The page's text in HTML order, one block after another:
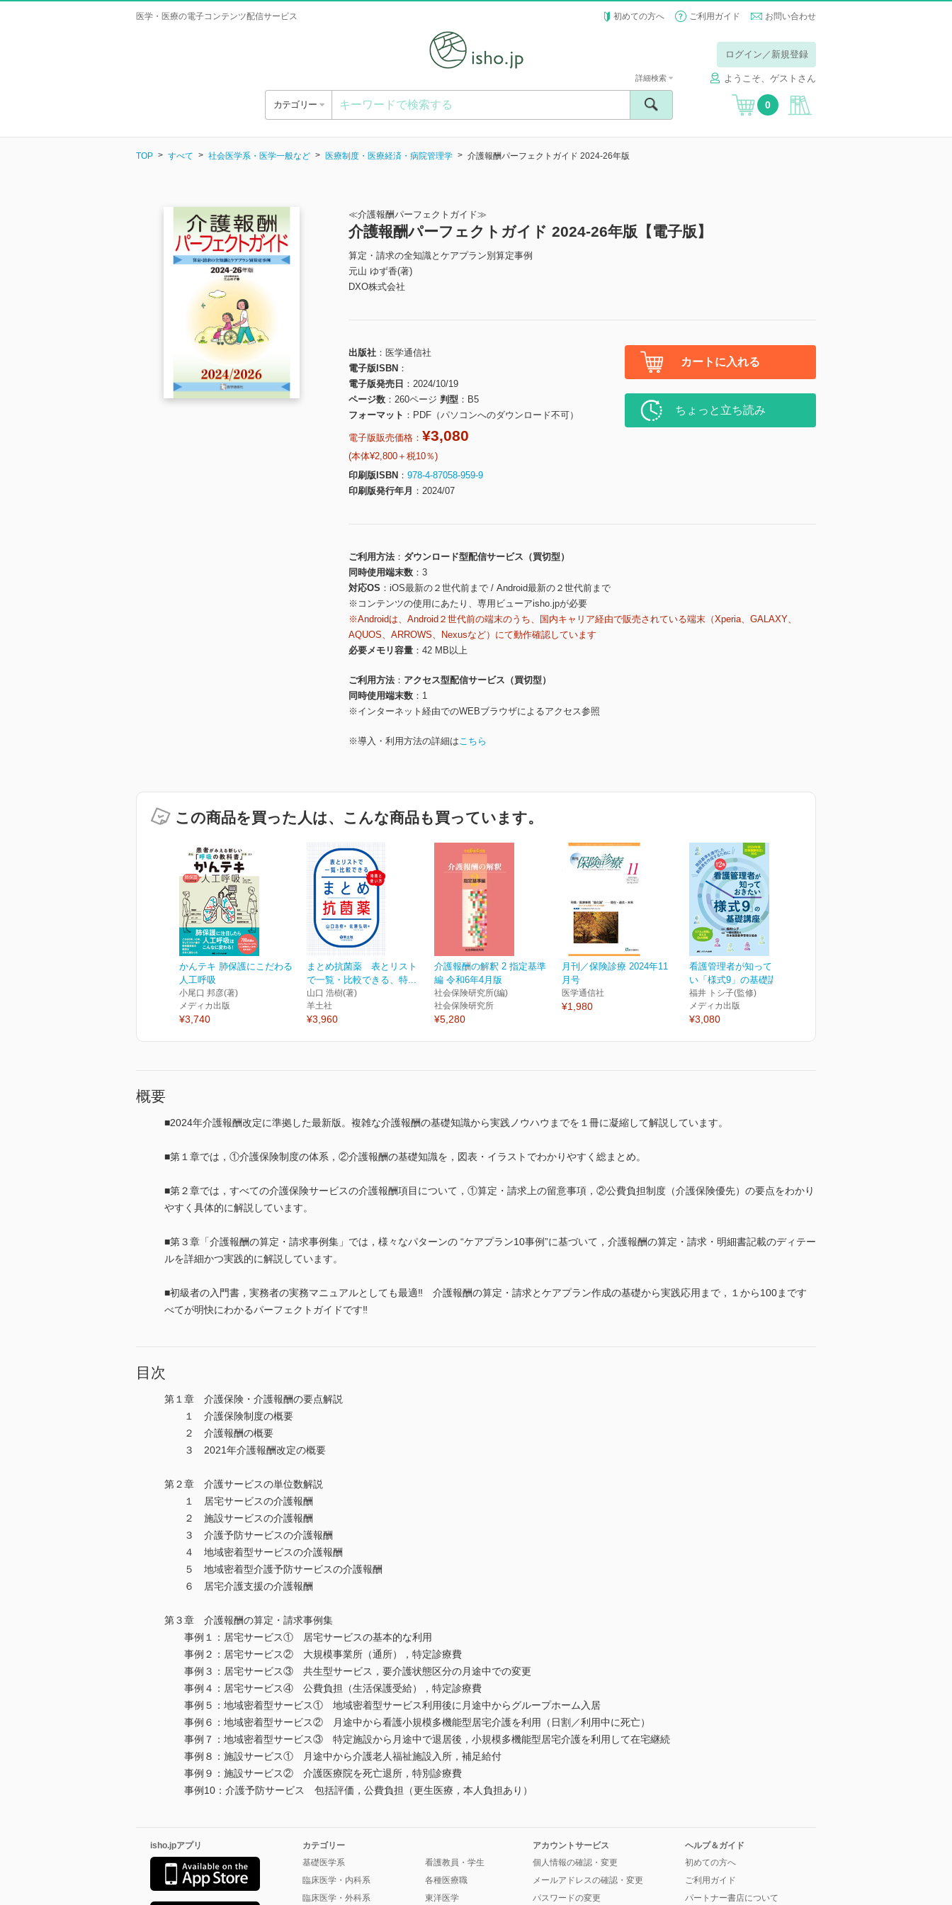
医学・医療の電子コンテンツ配信サービス 初めての方へ ご利用ガイド お問い合わせ
ログイン／新規登録
ようこそ、ゲストさん
カテゴリー
詳細検索
0
TOP すべて 社会医学系・医学一般など 医療制度・医療経済・病院管理学 介護報酬パーフェクトガイド 2024-26年版
≪介護報酬パーフェクトガイド≫
介護報酬パーフェクトガイド 2024-26年版【電子版】
算定・請求の全知識とケアプラン別算定事例
元山 ゆず香(著)
DXO株式会社
出版社
医学通信社
電子版ISBN
電子版発売日
2024/10/19
ページ数
260ページ 判型
B5
フォーマット
PDF（パソコンへのダウンロード不可）
電子版販売価格： ¥3,080
(本体¥2,800＋税10％)
印刷版ISBN
978-4-87058-959-9
印刷版発行年月
2024/07
カートに入れる
ちょっと立ち読み
ご利用方法
ダウンロード型配信サービス（買切型）
同時使用端末数
3
対応OS
iOS最新の２世代前まで / Android最新の２世代前まで
※コンテンツの使用にあたり、専用ビューアisho.jpが必要
※Androidは、Android２世代前の端末のうち、国内キャリア経由で販売されている端末（Xperia、GALAXY、
AQUOS、ARROWS、Nexusなど）にて動作確認しています
必要メモリ容量
42 MB以上
ご利用方法
アクセス型配信サービス（買切型）
同時使用端末数
1
※インターネット経由でのWEBブラウザによるアクセス参照
※導入・利用方法の詳細はこちら
この商品を買った人は、こんな商品も買っています。
かんテキ 肺保護にこだわる
人工呼吸
小尾口 邦彦(著)
メディカ出版
¥3,740
まとめ抗菌薬 表とリスト
で一覧・比較できる、特...
山口 浩樹(著)
羊土社
¥3,960
介護報酬の解釈 2 指定基準
編 令和6年4月版
社会保険研究所(編)
社会保険研究所
¥5,280
月刊／保険診療 2024年11
月号
医学通信社
¥1,980
看護管理者が知っておきた
い「様式9」の基礎講座...
福井 トシ子(監修)
メディカ出版
¥3,080
概要
■2024年介護報酬改定に準拠した最新版。複雑な介護報酬の基礎知識から実践ノウハウまでを１冊に凝縮して解説しています。
■第１章では，①介護保険制度の体系，②介護報酬の基礎知識を，図表・イラストでわかりやすく総まとめ。
■第２章では，すべての介護保険サービスの介護報酬項目について，①算定・請求上の留意事項，②公費負担制度（介護保険優先）の要点をわかり
やすく具体的に解説しています。
■第３章「介護報酬の算定・請求事例集」では，様々なパターンの “ケアプラン10事例”に基づいて，介護報酬の算定・請求・明細書記載のディテー
ルを詳細かつ実践的に解説しています。
■初級者の入門書，実務者の実務マニュアルとしても最適‼ 介護報酬の算定・請求とケアプラン作成の基礎から実践応用まで，１から100まです
べてが明快にわかるパーフェクトガイドです‼
目次
第１章 介護保険・介護報酬の要点解説
１ 介護保険制度の概要
２ 介護報酬の概要
３ 2021年介護報酬改定の概要
第２章 介護サービスの単位数解説
１ 居宅サービスの介護報酬
２ 施設サービスの介護報酬
３ 介護予防サービスの介護報酬
４ 地域密着型サービスの介護報酬
５ 地域密着型介護予防サービスの介護報酬
６ 居宅介護支援の介護報酬
第３章 介護報酬の算定・請求事例集
事例１：居宅サービス① 居宅サービスの基本的な利用
事例２：居宅サービス② 大規模事業所（通所），特定診療費
事例３：居宅サービス③ 共生型サービス，要介護状態区分の月途中での変更
事例４：居宅サービス④ 公費負担（生活保護受給），特定診療費
事例５：地域密着型サービス① 地域密着型サービス利用後に月途中からグループホーム入居
事例６：地域密着型サービス② 月途中から看護小規模多機能型居宅介護を利用（日割／利用中に死亡）
事例７：地域密着型サービス③ 特定施設から月途中で退居後，小規模多機能型居宅介護を利用して在宅継続
事例８：施設サービス① 月途中から介護老人福祉施設入所，補足給付
事例９：施設サービス② 介護医療院を死亡退所，特別診療費
事例10：介護予防サービス 包括評価，公費負担（更生医療，本人負担あり）
isho.jpアプリ
カテゴリー
基礎医学系
臨床医学・内科系
臨床医学・外科系
看護教員・学生
各種医療職
東洋医学
アカウントサービス
個人情報の確認・変更
メールアドレスの確認・変更
パスワードの変更
ヘルプ＆ガイド
初めての方へ
ご利用ガイド
パートナー書店について